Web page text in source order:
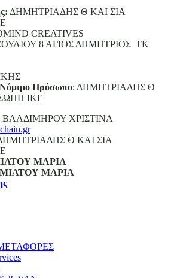
ΔΗΜΗΤΡΙΑΔΗΣ Θ ΚΑΙ ΣΙΑ
CREATIVES
8 ΑΓΙΟΣ ΔΗΜΗΤΡΙΟΣ ΤΚ
Νόμιμο Πρόσωπο: ΔΗΜΗΤΡΙΑΔΗΣ Θ
ΙΚΕ
ΒΛΑΔΙΜΗΡΟΥ ΧΡΙΣΤΙΝΑ
Θ ΚΑΙ ΣΙΑ
ΜΑΡΙΑ
ΜΑΡΙΑ